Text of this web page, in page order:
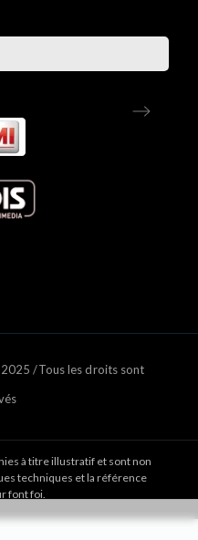
/Tous les droits sont
à titre illustratif et sont non
techniques et la référence
font foi.